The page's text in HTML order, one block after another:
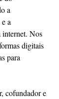
a
a
internet. Nos
digitais
para
cofundador e